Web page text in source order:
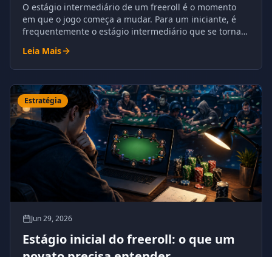
O estágio intermediário de um freeroll é o momento
em que o jogo começa a mudar. Para um iniciante, é
frequentemente o estágio intermediário que se torna o
Leia Mais
Estratégia
Jun 29, 2026
Estágio inicial do freeroll: o que um